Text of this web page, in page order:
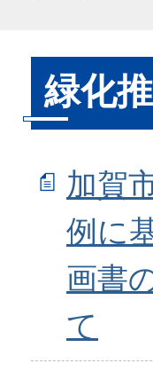
緑化
加賀
例に
画書
て